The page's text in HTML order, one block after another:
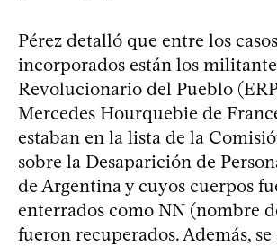
Pérez detalló que entre los casos
incorporados están los
Revolucionario del Pueblo
Mercedes Hourquebie de
estaban en la lista de la
sobre la Desaparición de
de Argentina y cuyos cuerpos
enterrados como NN (nombre
fueron recuperados. Además, se